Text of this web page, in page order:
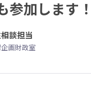
参加します
談担当
画財政室